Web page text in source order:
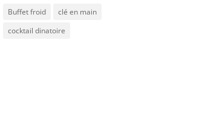
Buffet froid
clé en main
cocktail dinatoire